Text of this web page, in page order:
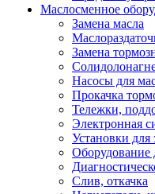
Маслосменное
Замена масла
Замена
Насосы для
Прокачка
Тележки,
Электронная
Установки для
Оборудование
Слив, откачка